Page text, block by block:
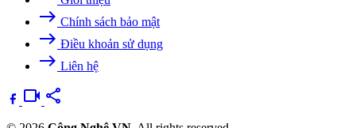
east Chính sách bảo mật
east Điều khoản sử dụng
east Liên hệ
videocam share